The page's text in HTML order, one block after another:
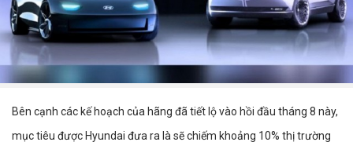
Bên cạnh các kế hoạch của hãng đã tiết lộ vào hồi đầu tháng 8 này,
mục tiêu được Hyundai đưa ra là sẽ chiếm khoảng 10% thị trường